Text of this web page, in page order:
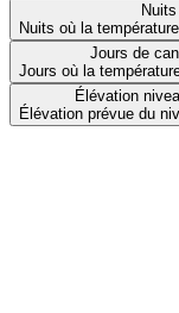
Nuits où la
Jours de
Jours où la
Élévation
Élévation prévue du